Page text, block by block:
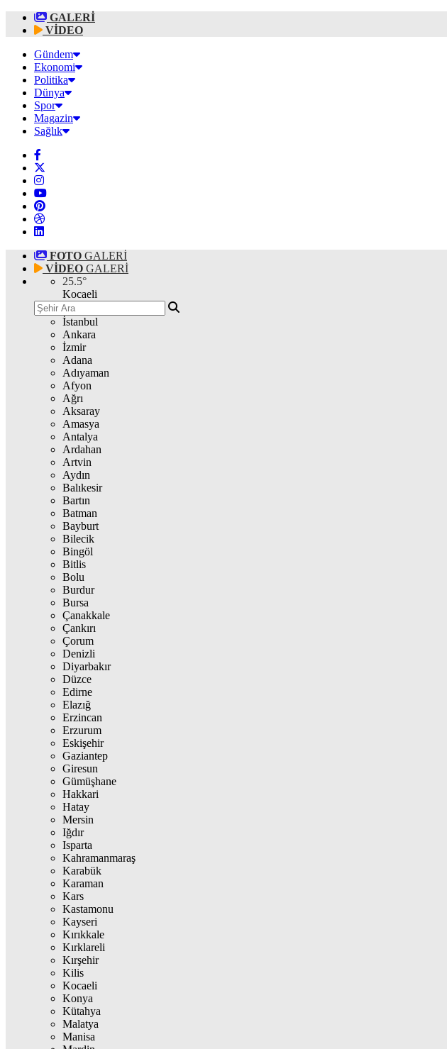
GALERİ
VİDEO
Gündem
Ekonomi
Politika
Dünya
Spor
Magazin
Sağlık
FOTO GALERİ
VİDEO GALERİ
25.5°
Kocaeli
İstanbul
Ankara
İzmir
Adana
Adıyaman
Afyon
Ağrı
Aksaray
Amasya
Antalya
Ardahan
Artvin
Aydın
Balıkesir
Bartın
Batman
Bayburt
Bilecik
Bingöl
Bitlis
Bolu
Burdur
Bursa
Çanakkale
Çankırı
Çorum
Denizli
Diyarbakır
Düzce
Edirne
Elazığ
Erzincan
Erzurum
Eskişehir
Gaziantep
Giresun
Gümüşhane
Hakkari
Hatay
Mersin
Iğdır
Isparta
Kahramanmaraş
Karabük
Karaman
Kars
Kastamonu
Kayseri
Kırıkkale
Kırklareli
Kırşehir
Kilis
Kocaeli
Konya
Kütahya
Malatya
Manisa